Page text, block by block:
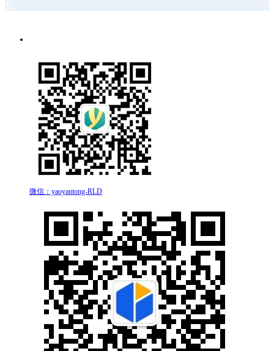
微信：yaoyantong-RLD